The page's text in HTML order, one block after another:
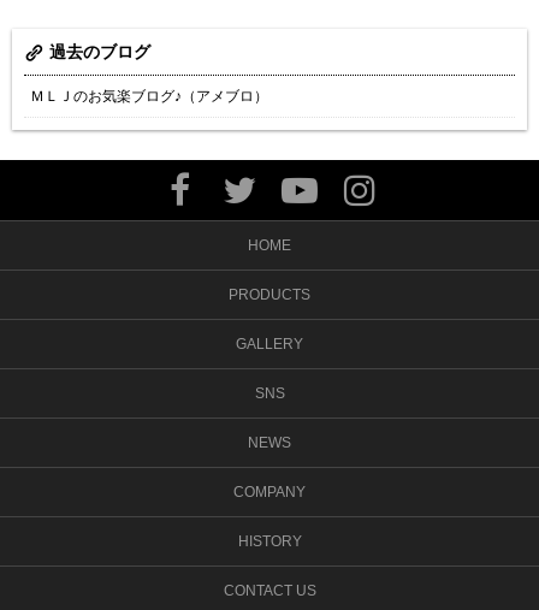
過去のブログ
ＭＬＪのお気楽ブログ♪（アメブロ）
HOME
PRODUCTS
GALLERY
SNS
NEWS
COMPANY
HISTORY
CONTACT US